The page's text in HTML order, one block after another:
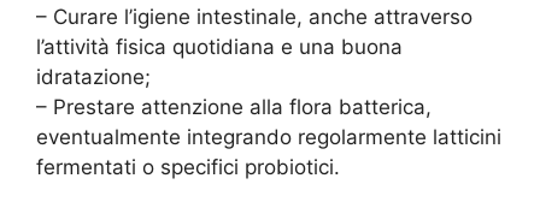
– Curare l’igiene intestinale, anche attraverso
l’attività fisica quotidiana e una buona
idratazione;
– Prestare attenzione alla flora batterica,
eventualmente integrando regolarmente latticini
fermentati o specifici probiotici.